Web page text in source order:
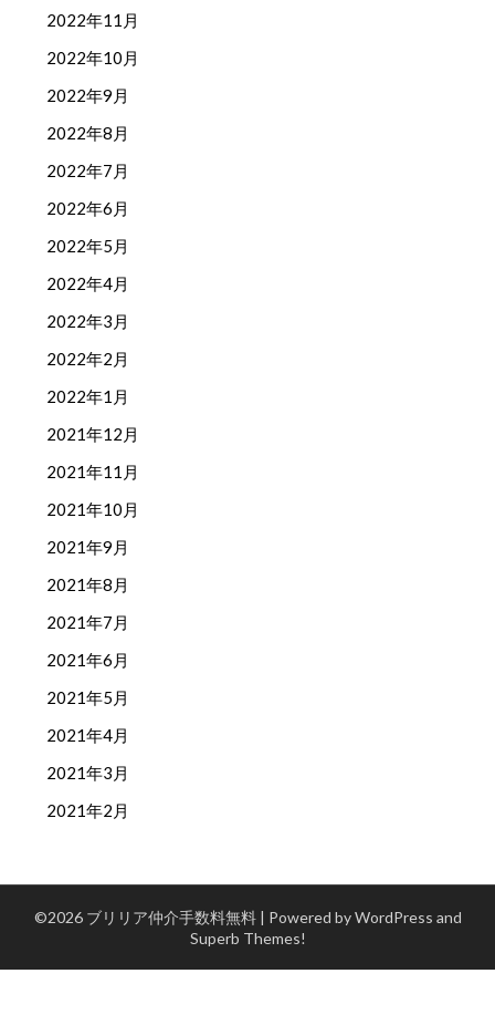
2022年11月
2022年10月
2022年9月
2022年8月
2022年7月
2022年6月
2022年5月
2022年4月
2022年3月
2022年2月
2022年1月
2021年12月
2021年11月
2021年10月
2021年9月
2021年8月
2021年7月
2021年6月
2021年5月
2021年4月
2021年3月
2021年2月
©2026 ブリリア仲介手数料無料 | Powered by WordPress and
Superb Themes!